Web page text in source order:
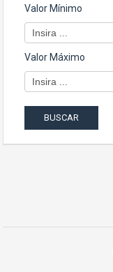
Valor Mínimo
Valor Máximo